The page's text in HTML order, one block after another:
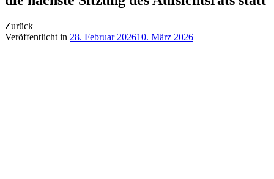
Zurück
Veröffentlicht in 28. Februar 202610. März 2026